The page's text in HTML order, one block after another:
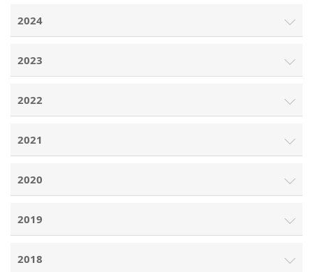
2024
2023
2022
2021
2020
2019
2018